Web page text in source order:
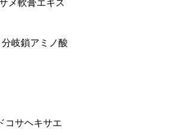
メ軟膏エキス
岐鎖アミノ酸
コサヘキサエ